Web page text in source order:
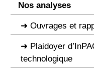
Nos analyses
Ouvrages et
Plaidoyer
technologique